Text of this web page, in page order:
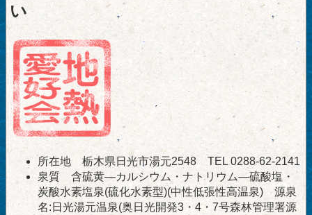
い
所在地 栃木県日光市湯元2548 TEL 0288-62-2141
泉質 含硫黄―カルシウム・ナトリウム―硫酸塩・
炭酸水素塩泉(硫化水素型)(中性低張性高温泉) 源泉
名:日光湯元温泉(奥日光開発3・4・7号森林管理署源